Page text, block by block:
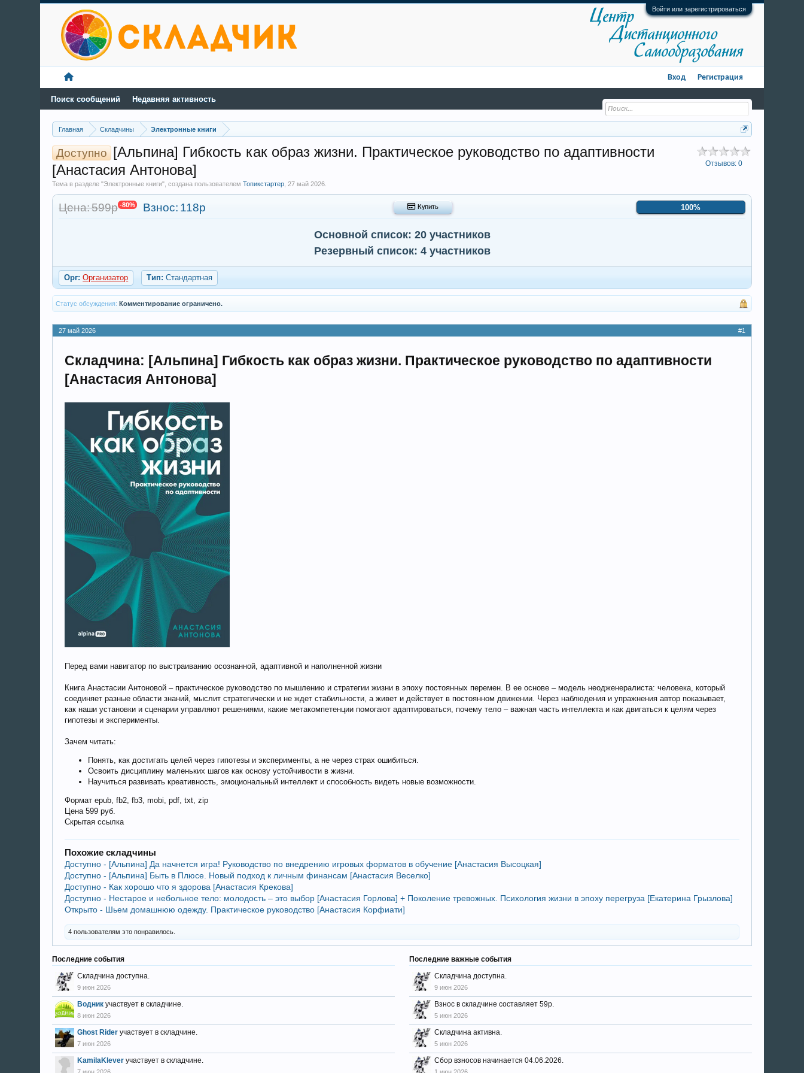
Войти или зарегистрироваться
Главная Складчины Электронные книги
Отзывов: 0
Доступно [Альпина] Гибкость как образ жизни. Практическое руководство по адаптивности
[Анастасия Антонова]
Тема в разделе "Электронные книги", создана пользователемТопикстартер ,27 май 2026
Цена: 599р -80% Взнос: 118р 100%
 Купить
Основной список: 20 участников
Резервный список: 4 участников
Орг: Организатор Тип: Стандартная
Статус обсуждения: Комментирование ограничено.
27 май 2026 #1
Складчина: [Альпина] Гибкость как образ жизни. Практическое руководство по адаптивности
[Анастасия Антонова]
Перед вами навигатор по выстраиванию осознанной, адаптивной и наполненной жизни
Книга Анастасии Антоновой – практическое руководство по мышлению и стратегии жизни в эпоху постоянных перемен. В ее основе – модель неодженералиста: человека, который
соединяет разные области знаний, мыслит стратегически и не ждет стабильности, а живет и действует в постоянном движении. Через наблюдения и упражнения автор показывает,
как наши установки и сценарии управляют решениями, какие метакомпетенции помогают адаптироваться, почему тело – важная часть интеллекта и как двигаться к целям через
гипотезы и эксперименты.
Зачем читать:
Понять, как достигать целей через гипотезы и эксперименты, а не через страх ошибиться.
Освоить дисциплину маленьких шагов как основу устойчивости в жизни.
Научиться развивать креативность, эмоциональный интеллект и способность видеть новые возможности.
Формат epub, fb2, fb3, mobi, pdf, txt, zip
Цена 599 руб.
Скрытая ссылка
Похожие складчины
Доступно - [Альпина] Да начнется игра! Руководство по внедрению игровых форматов в обучение [Анастасия Высоцкая]
Доступно - [Альпина] Быть в Плюсе. Новый подход к личным финансам [Анастасия Веселко]
Доступно - Как хорошо что я здорова [Анастасия Крекова]
Доступно - Нестарое и небольное тело: молодость – это выбор [Анастасия Горлова] + Поколение тревожных. Психология жизни в эпоху перегруза [Екатерина Грызлова]
Открыто - Шьем домашнюю одежду. Практическое руководство [Анастасия Корфиати]
4 пользователям это понравилось.
Последние события
Складчина доступна.
9 июн 2026
Водник участвует в складчине.
8 июн 2026
Ghost Rider участвует в складчине.
7 июн 2026
KamilaKlever участвует в складчине.
Последние важные события
Складчина доступна.
9 июн 2026
Взнос в складчине составляет 59р.
5 июн 2026
Складчина активна.
5 июн 2026
Сбор взносов начинается 04.06.2026.
Поиск сообщений Недавняя активность
Вход Регистрация